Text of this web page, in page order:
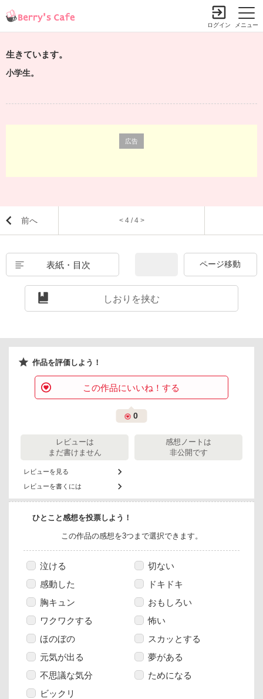
メニュー
ログイン
生きています。
小学生。
広告
前へ < 4 / 4 >
表紙・目次
しおりを挟む
作品を評価しよう！
この作品にいいね！する
0
レビューは
まだ書けません
レビューを見る
レビューを書くには
感想ノートは
非公開です
ひとこと感想を投票しよう！
この作品の感想を3つまで選択できます。
泣ける
切ない
感動した
ドキドキ
胸キュン
おもしろい
ワクワクする
怖い
ほのぼの
スカッとする
元気が出る
夢がある
不思議な気分
ためになる
ビックリ